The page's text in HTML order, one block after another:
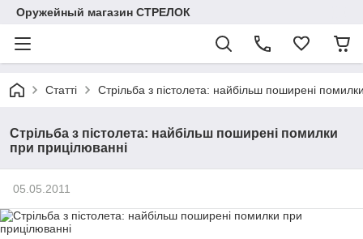
Оружейный магазин СТРЕЛОК
Статті Стрільба з пістолета: найбільш поширені
Стрільба з пістолета: найбільш поширені помилки
при прицілюванні
05.05.2011